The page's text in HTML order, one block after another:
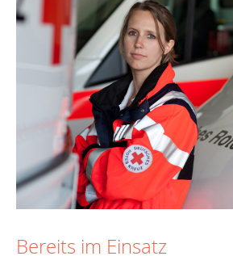
Bereits im Einsatz